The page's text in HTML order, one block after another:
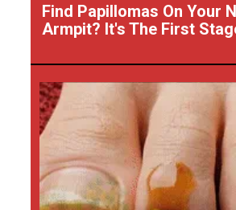
Find Papillomas On Your
Armpit? It's The First